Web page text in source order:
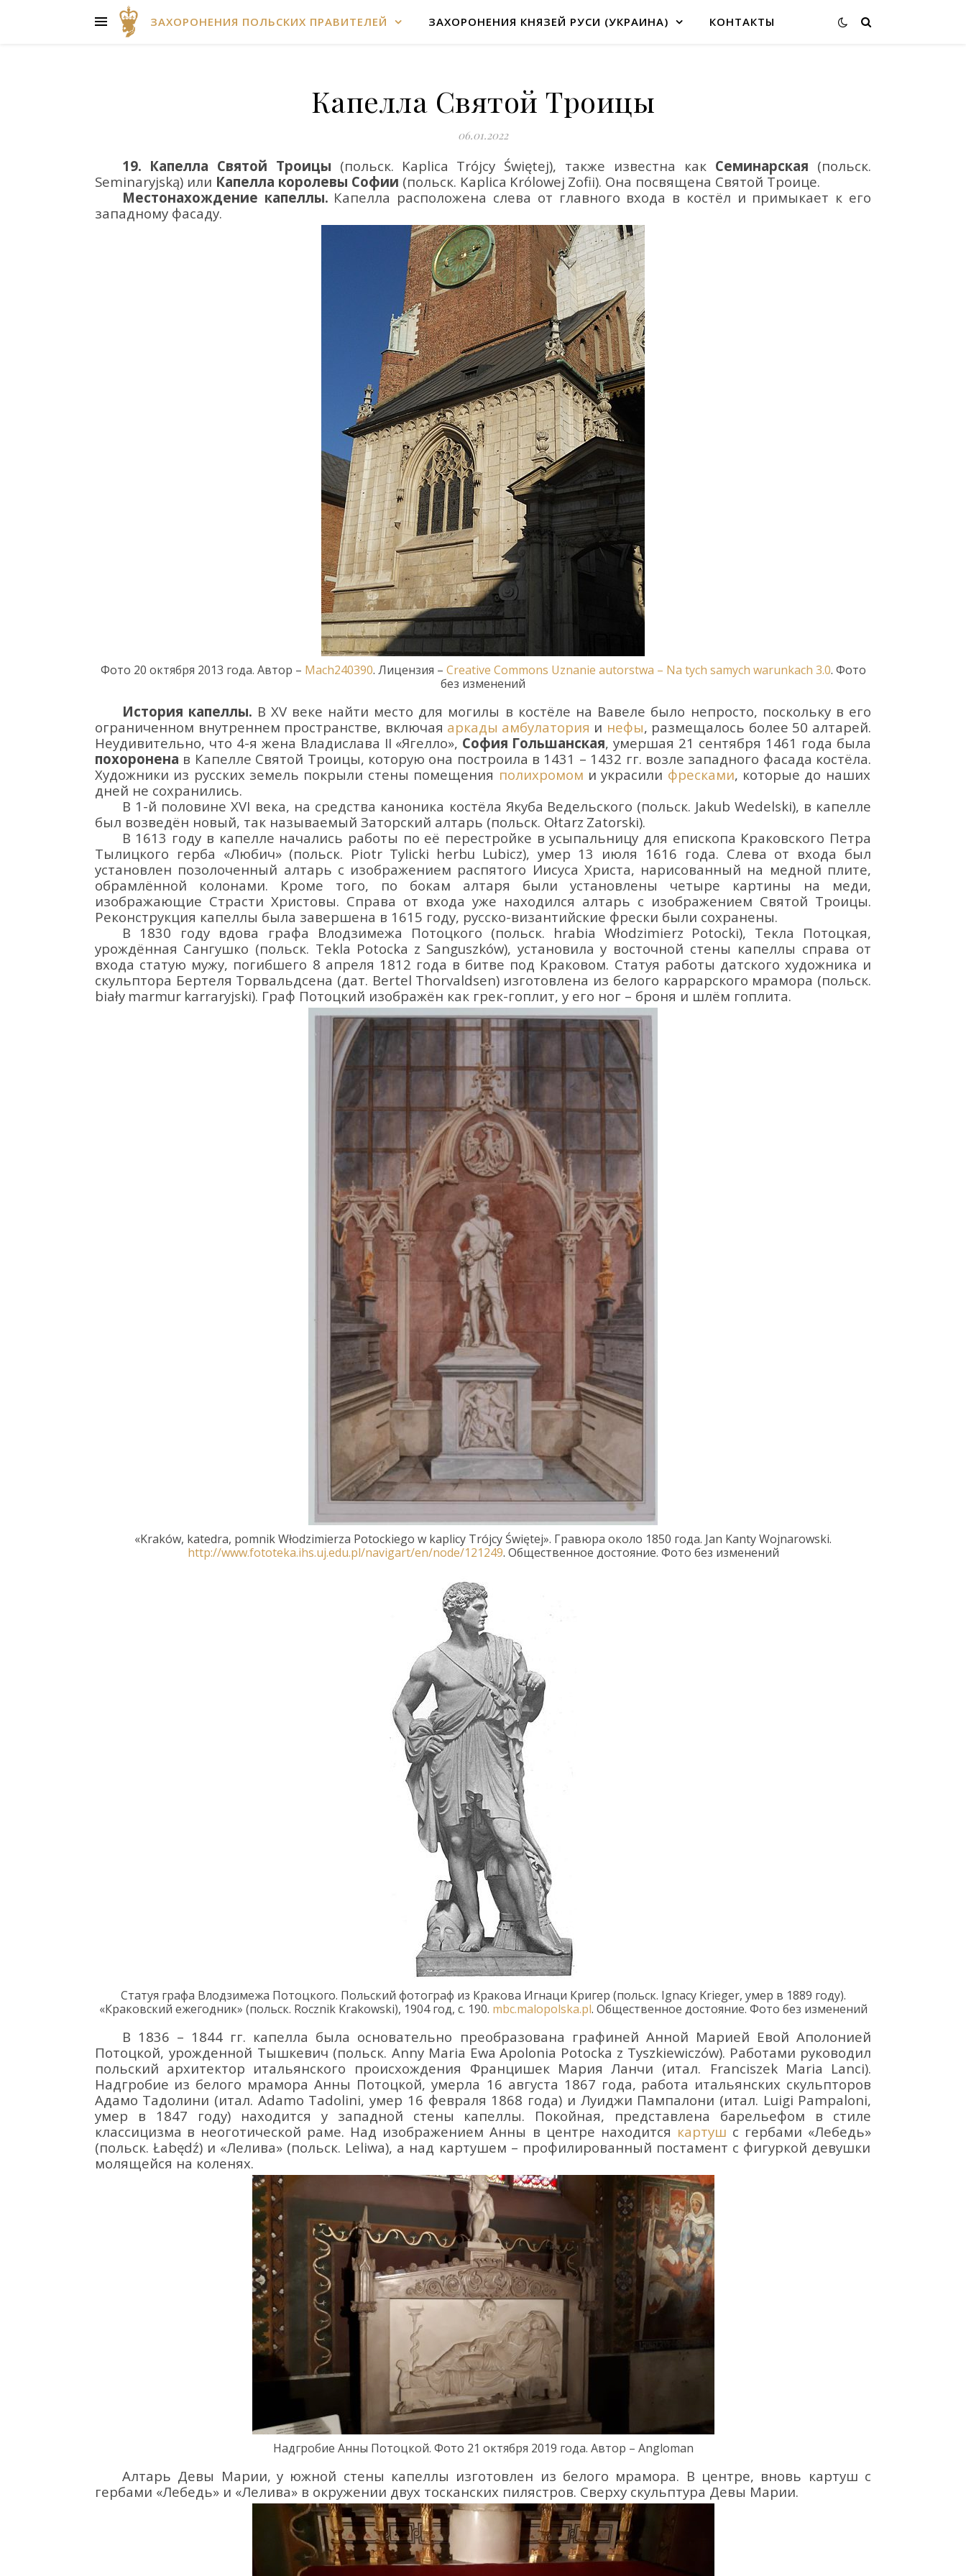
ЗАХОРОНЕНИЯ ПОЛЬСКИХ ПРАВИТЕЛЕЙ ЗАХОРОНЕНИЯ КНЯЗЕЙ РУСИ (УКРАИНА) КОНТАКТЫ
Капелла Святой Троицы
06.01.2022
19. Капелла Святой Троицы (польск. Kaplica Trójcy Świętej), также известна как Семинарская (польск.
Seminaryjską) или Капелла королевы Софии (польск. Kaplica Królowej Zofii). Она посвящена Святой Троице.
Местонахождение капеллы. Капелла расположена слева от главного входа в костёл и примыкает к его
западному фасаду.
Фото 20 октября 2013 года. Автор – Mach240390. Лицензия – Creative Commons Uznanie autorstwa – Na tych samych warunkach 3.0. Фото
без изменений
История капеллы. ВXV веке найти место для могилы в костёле на Вавеле было непросто, поскольку в его
ограниченном внутреннем пространстве, включая аркады амбулатория и нефы, размещалось более 50 алтарей.
Неудивительно, что 4-я жена Владислава II «Ягелло», София Гольшанская, умершая 21 сентября 1461 года была
похоронена в Капелле Святой Троицы, которую она построила в 1431 – 1432 гг. возле западного фасада костёла.
Художники из русских земель покрыли стены помещения полихромом и украсили фресками, которые до наших
дней не сохранились.
В 1-й половинеXVI века, на средства каноника костёла Якуба Ведельского (польск. Jakub Wedelski), в капелле
был возведён новый, так называемый Заторский алтарь (польск. Ołtarz Zatorski).
В 1613 году в капелле начались работы по её перестройке в усыпальницу для епископа Краковского Петра
Тылицкого герба «Любич» (польск. Piotr Tylicki herbu Lubicz), умер 13 июля 1616 года. Слева от входа был
установлен позолоченный алтарь с изображением распятого Иисуса Христа, нарисованный на медной плите,
обрамлённой колонами. Кроме того, по бокам алтаря были установлены четыре картины на меди,
изображающие Страсти Христовы. Справа от входа уже находился алтарь с изображением Святой Троицы.
Реконструкция капеллы была завершена в 1615 году, русско-византийские фрески были сохранены.
В 1830 году вдова графа Влодзимежа Потоцкого (польск. hrabia Włodzimierz Potocki), Текла Потоцкая,
урождённая Сангушко (польск. Tekla Potocka z Sanguszków), установилау восточной стены капеллы справа от
входа статую мужу, погибшего 8 апреля 1812 года в битве под Краковом. Статуя работы датского художника и
скульптора Бертеля Торвальдсена (дат. Bertel Thorvaldsen) изготовлена из белого каррарского мрамора (польск.
biały marmur karraryjski). Граф Потоцкий изображён как грек-гоплит, у его ног – броня и шлём гоплита.
«Kraków, katedra, pomnik Włodzimierza Potockiego w kaplicy Trójcy Świętej». Гравюра около 1850 года. Jan Kanty Wojnarowski.
http://www.fototeka.ihs.uj.edu.pl/navigart/en/node/121249. Общественное достояние. Фото без изменений
Статуя графа Влодзимежа Потоцкого. Польский фотограф из Кракова Игнаци Кригер (польск. Ignacy Krieger, умер в 1889 году).
«Краковский ежегодник» (польск. Rocznik Krakowski), 1904год, с. 190. mbc.malopolska.pl. Общественное достояние. Фото без изменений
В 1836 – 1844 гг. капелла была основательно преобразована графиней Анной Марией ЕвойАполонией
Потоцкой, урожденной Тышкевич (польск. Anny Maria Ewa Apolonia Potocka z Tyszkiewiczów). Работами руководил
польский архитектор итальянского происхождения Францишек Мария Ланчи (итал. Franciszek Maria Lanci).
Надгробие из белого мрамораАнны Потоцкой,умерла 16 августа 1867 года, работа итальянских скульпторов
Адамо Тадолини (итал. Adamo Tadolini, умер 16 февраля 1868 года) иЛуиджи Пампалони (итал. Luigi Pampaloni,
умер в 1847 году) находится у западной стены капеллы. Покойная, представлена барельефом в стиле
классицизма в неоготической раме. Над изображением Анны в центре находится картуш с гербами «Лебедь»
(польск.Łabędź) и «Лелива» (польск. Leliwa), а над картушем – профилированный постамент с фигуркой девушки
молящейся на коленях.
Надгробие Анны Потоцкой. Фото 21 октября 2019 года. Автор – Angloman
Алтарь Девы Марии, у южной стены капеллы изготовлен из белого мрамора. В центре, вновь картуш с
гербами «Лебедь» и «Лелива» в окружении двух тосканских пилястров. Сверху скульптура Девы Марии.